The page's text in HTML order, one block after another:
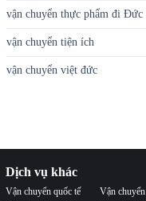
vận chuyển thực phẩm đi Đức
vận chuyển tiện ích
vận chuyển việt đức
Dịch vụ khác
Vận chuyển quốc tế
Vận chuyển